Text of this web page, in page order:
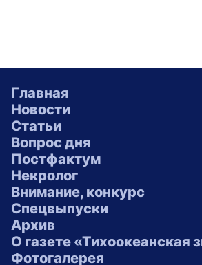
Главная
Новости
Статьи
Вопрос дня
Постфактум
Некролог
Внимание, конкурс
Спецвыпуски
Архив
О газете «Тихоокеанская
Фотогалерея